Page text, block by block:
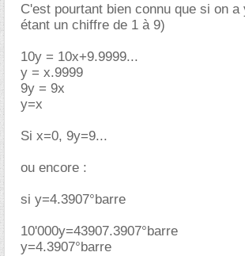
C'est pourtant bien connu que si on
étant un chiffre de 1 à 9)
10y = 10x+9.9999...
y = x.9999
9y = 9x
y=x
Si x=0, 9y=9...
ou encore :
si y=4.3907°barre
10'000y=43907.3907°barre
y=4.3907°barre